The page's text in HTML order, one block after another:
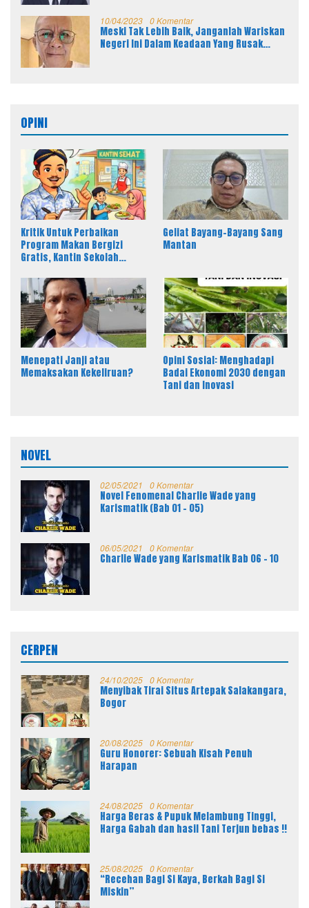
10/04/2023 0 Komentar
Meski Tak Lebih Baik, Janganlah Wariskan
Negeri Ini Dalam Keadaan Yang Rusak
OPINI
Kritik Untuk Perbaikan
Program Makan Bergizi
Gratis, Kantin Sekolah
Geliat Bayang-Bayang Sang
Mantan
Menepati Janji atau
Memaksakan Kekeliruan?
Opini Sosial: Menghadapi
Badai Ekonomi 2030 dengan
Tani dan Inovasi
NOVEL
02/05/2021 0 Komentar
Novel Fenomenal Charlie Wade yang
Karismatik (Bab 01 – 05)
06/05/2021 0 Komentar
Charlie Wade yang Karismatik Bab 06 – 10
CERPEN
24/10/2025 0 Komentar
Menyibak Tirai Situs Artepak Salakangara,
Bogor
20/08/2025 0 Komentar
Guru Honorer: Sebuah Kisah Penuh
Harapan
24/08/2025 0 Komentar
Harga Beras & Pupuk Melambung Tinggi,
Harga Gabah dan hasil Tani Terjun bebas !!
25/08/2025 0 Komentar
“Recehan Bagi Si Kaya, Berkah Bagi Si
Miskin”